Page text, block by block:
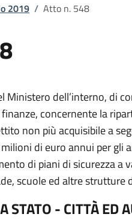
2019 / Atto n. 548
Ministero dell’interno, di
concernente la
non più acquisibile a
di euro annui per gli
di piani di sicurezza a
scuole ed altre strutture
STATO - CITTÀ ED